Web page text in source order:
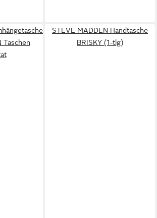
Taschen
STEVE MADDEN Handtasche
BRISKY (1-tlg)